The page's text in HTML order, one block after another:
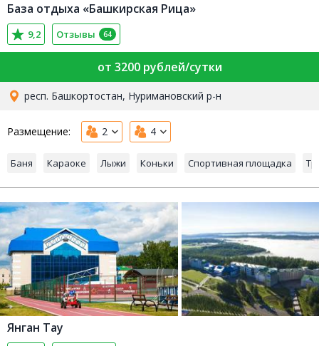
База отдыха «Башкирская Рица»
9,2 Отзывы 64
от 3200 рублей/сутки
респ. Башкортостан, Нуримановский р-н
Размещение: 2 4
Баня Караоке Лыжи Коньки Спортивная площадка
Янган Тау